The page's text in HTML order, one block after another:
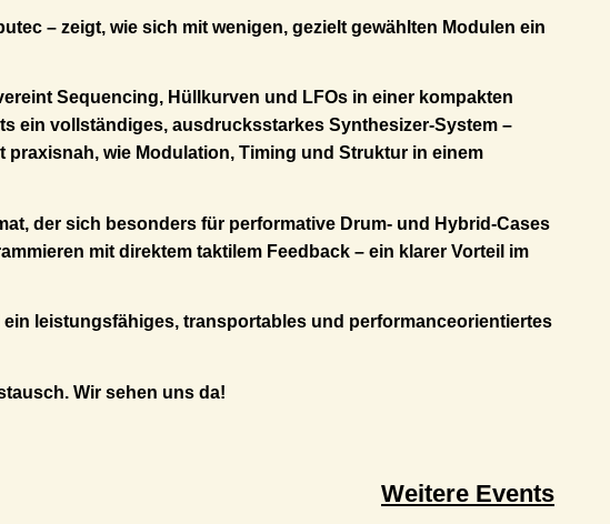
– zeigt, wie sich mit wenigen, gezielt gewählten Modulen ein
Sequencing, Hüllkurven und LFOs in einer kompakten
ein vollständiges, ausdrucksstarkes Synthesizer-System –
wie Modulation, Timing und Struktur in einem
der sich besonders für performative Drum- und Hybrid-Cases
mit direktem taktilem Feedback – ein klarer Vorteil im
leistungsfähiges, transportables und performanceorientiertes
Wir sehen uns da!
Weitere Events